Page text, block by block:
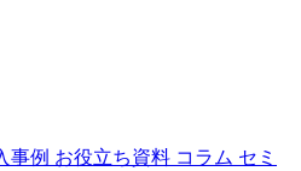
事例 お役立ち資料 コラム セミ